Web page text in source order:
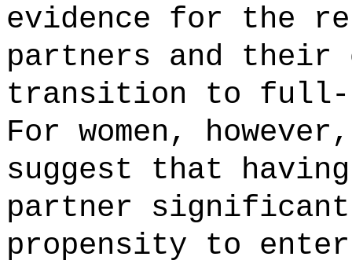
evidence for the
partners and their
transition to full-
For women,
suggest that
partner
propensity to